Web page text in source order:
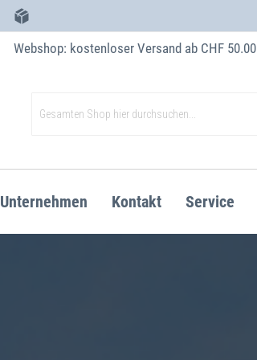
Webshop: kostenloser Versand ab CHF 50.00
Unternehmen Kontakt Service